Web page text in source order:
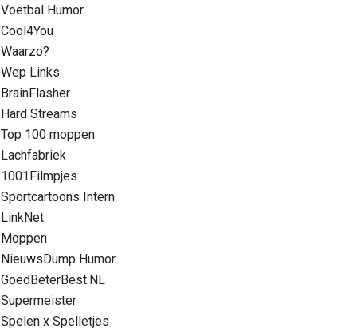
Voetbal Humor
Cool4You
Waarzo?
Wep Links
BrainFlasher
Hard Streams
Top 100 moppen
Lachfabriek
1001Filmpjes
Sportcartoons Intern
LinkNet
Moppen
NieuwsDump Humor
GoedBeterBest.NL
Supermeister
Spelen x Spelletjes